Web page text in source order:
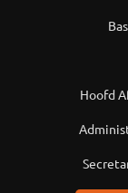
Hoofd